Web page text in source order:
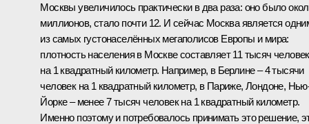
Москвы увеличилось практически в два раза: оно было
миллионов, стало почти 12. И сейчас Москва является
из самых густонаселённых мегаполисов Европы и мира:
плотность населения в Москве составляет 11 тысяч человек
на 1 квадратный километр. Например, в Берлине – 4 тысячи
человек на 1 квадратный километр, в Париже, Лондоне,
Йорке – менее 7 тысяч человек на 1 квадратный километр.
Именно поэтому и потребовалось принимать это решение,